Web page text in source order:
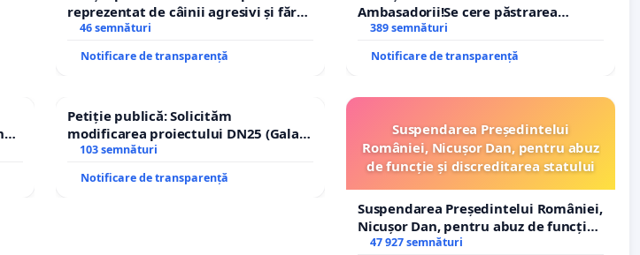
reprezentat de câinii agresivi și fără
stăpân din comuna Tunari
46 semnături
Notificare de transparență
Ambasadorii!Se cere păstrarea
managerului general Mihai-Ciprian
ROGOJAN
389 semnături
Notificare de transparență
Petiție publică: Solicităm
modificarea proiectului DN25 (Galați
– Hanu Conachi) prin devierea
traseului în afara localităților!
103 semnături
Notificare de transparență
Suspendarea Președintelui
României, Nicușor Dan, pentru abuz
de funcție și discreditarea statului
Suspendarea Președintelui României,
Nicușor Dan, pentru abuz de funcție
și discreditarea statului
47 927 semnături